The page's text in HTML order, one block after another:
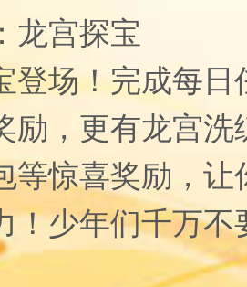
龙宫探宝
登场！完成每
励，更有龙宫
等惊喜奖励，
！少年们千万不